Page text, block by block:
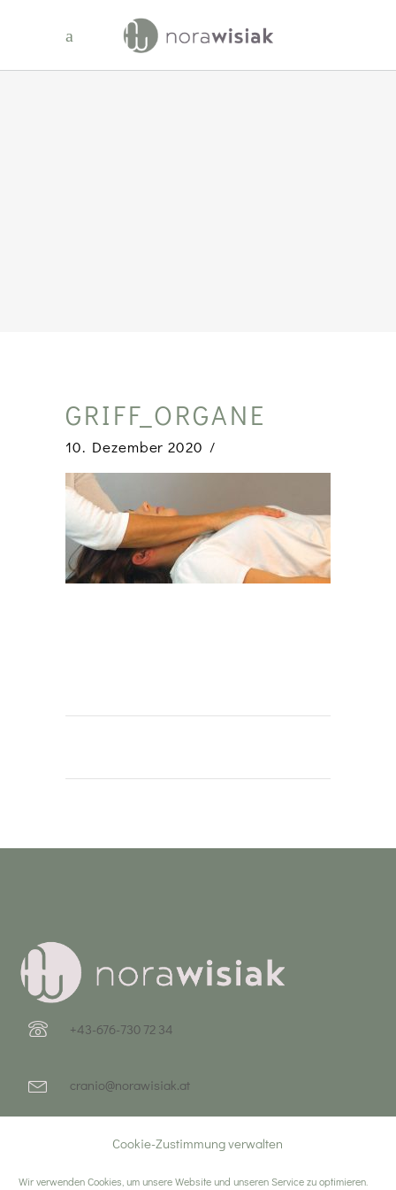
Cookie-Zustimmung verwalten
Wir verwenden Cookies, um unsere Website und unseren Service zu optimieren.
GRIFF_ORGANE
10. Dezember 2020
+43-676-730 72 34
cranio@norawisiak.at